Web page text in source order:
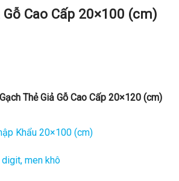
Gỗ Cao Cấp 20×100 (cm)
Gạch Thẻ Giả Gỗ Cao Cấp 20×120 (cm)
Khẩu 20×100 (cm)
digit, men khô